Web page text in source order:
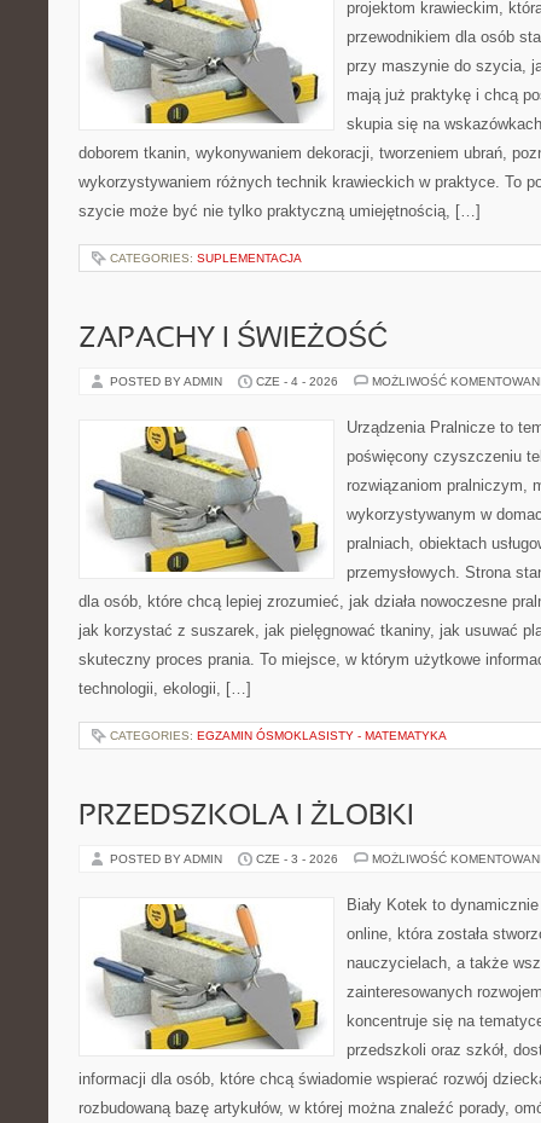
projektom krawieckim,
przewodnikiem dla osób
przy maszynie do szycia,
mają już praktykę i chcą
skupia się na
doborem tkanin, wykonywaniem dekoracji, tworzeniem ubrań,
wykorzystywaniem różnych technik krawieckich w praktyce. To
szycie może być nie tylko praktyczną umiejętnością, […]
CATEGORIES: SUPLEMENTACJA
ZAPACHY I ŚWIEŻOŚĆ
POSTED BY ADMIN CZE - 4 - 2026 MOŻLIWOŚĆ
Urządzenia Pralnicze to
poświęcony czyszczeniu
rozwiązaniom pralniczym,
wykorzystywanym w
pralniach, obiektach
przemysłowych. Strona
dla osób, które chcą lepiej zrozumieć, jak działa nowoczesne
jak korzystać z suszarek, jak pielęgnować tkaniny, jak usuwać
skuteczny proces prania. To miejsce, w którym użytkowe
technologii, ekologii, […]
CATEGORIES: EGZAMIN ÓSMOKLASISTY - MATEMATYKA
PRZEDSZKOLA I ŻLOBKI
POSTED BY ADMIN CZE - 3 - 2026 MOŻLIWOŚĆ
Biały Kotek to
online, która została
nauczycielach, a także
zainteresowanych
koncentruje się na
przedszkoli oraz szkół,
informacji dla osób, które chcą świadomie wspierać rozwój
rozbudowaną bazę artykułów, w której można znaleźć porady,